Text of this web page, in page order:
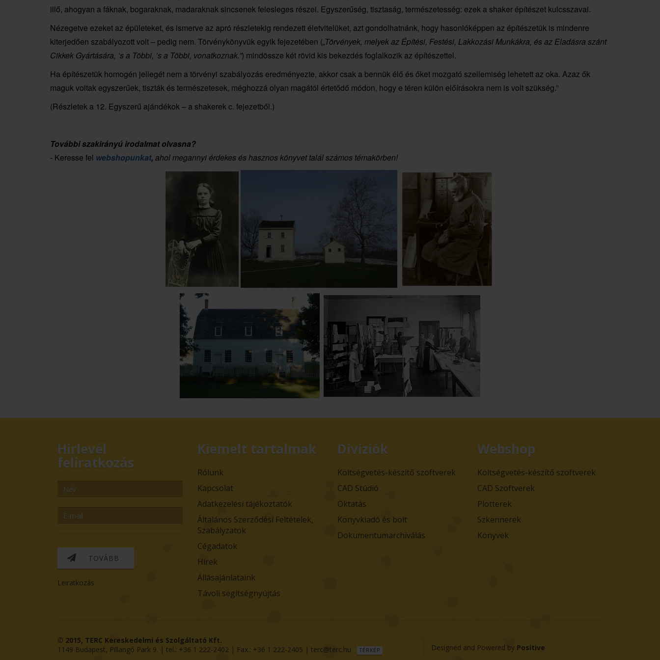
illő, ahogyan a fáknak, bogaraknak, madaraknak sincsenek felesleges részei. Egyszerűség, tisztaság, természetesség: ezek a shaker építészet kulcsszavai.
Nézegetve ezeket az épületeket, és ismerve az apró részletekig rendezett életvitelüket, azt gondolhatnánk, hogy hasonlóképpen az építészetük is mindenre
kiterjedően szabályozott volt – pedig nem. Törvénykönyvük egyik fejezetében („Törvények, melyek az Építési, Festési, Lakkozási Munkákra, és az Eladásra szánt
Cikkek Gyártására, ’s a Többi, ’s a Többi, vonatkoznak.”) mindössze két rövid kis bekezdés foglalkozik az építészettel.
Ha építészetük homogén jellegét nem a törvényi szabályozás eredményezte, akkor csak a bennük élő és őket mozgató szellemiség lehetett az oka. Azaz ők
maguk voltak egyszerűek, tiszták és természetesek, méghozzá olyan magától értetődő módon, hogy e téren külön előírásokra nem is volt szükség.”
(Részletek a 12. Egyszerű ajándékok – a shakerek c. fejezetből.)
További szakirányú irodalmat olvasna?
- Keresse fel webshopunkat, ahol megannyi érdekes és hasznos könyvet talál számos témakörben!
Hírlevél
feliratkozás
TOVÁBB
Leiratkozás
Kiemelt tartalmak
Rólunk
Kapcsolat
Adatkezelési tájékoztatók
Általános Szerződési Feltételek,
Szabályzatok
Cégadatok
Hírek
Állásajánlataink
Távoli segítségnyújtás
Divíziók
Költségvetés-készítő szoftverek
CAD Stúdió
Oktatás
Könyvkiadó és bolt
Dokumentumarchiválás
Webshop
Költségvetés-készítő szoftverek
CAD Szoftverek
Plotterek
Szkennerek
Könyvek
© 2015, TERC Kereskedelmi és Szolgáltató Kft.
1149 Budapest, Pillangó Park 9. | tel.: +36 1 222-2402 | Fax.: +36 1 222-2405 | terc@terc.hu TÉRKÉP Designed and Powered by Positive